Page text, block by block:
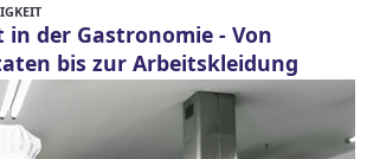
der Gastronomie - Von
bis zur Arbeitskleidung